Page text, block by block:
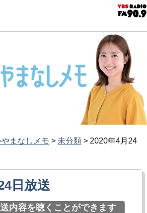
まなしメモ > 未分類> 2020年4月24
日放送
内容を聴くことができます